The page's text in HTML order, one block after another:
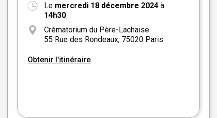
Le mercredi 18 décembre 2024 à
14h30
Crématorium du Père-Lachaise
55 Rue des Rondeaux, 75020 Paris
Obtenir l'itinéraire